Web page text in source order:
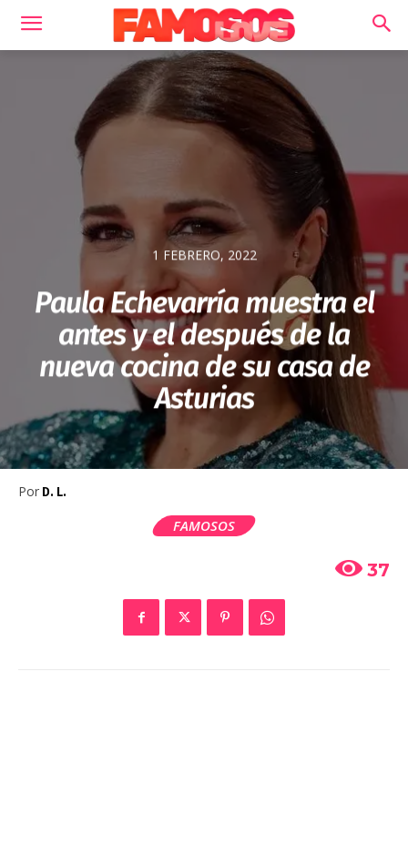
1 FEBRERO, 2022
Paula Echevarría muestra el
antes y el después de la
nueva cocina de su casa de
Asturias
Por D. L.
FAMOSOS
37